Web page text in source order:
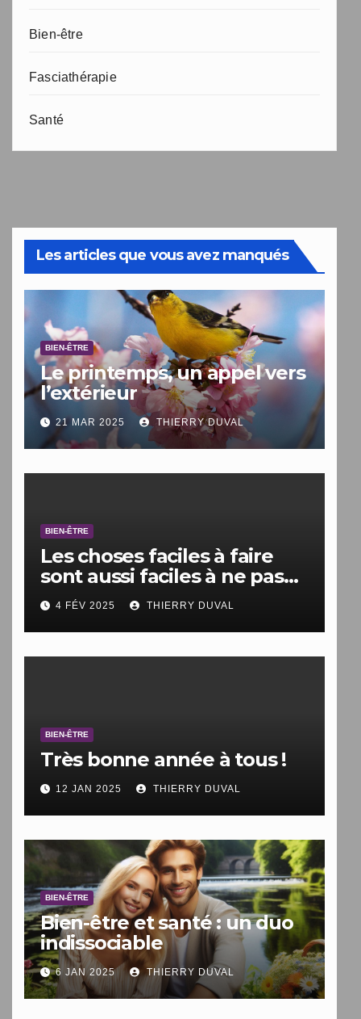
Bien-être
Fasciathérapie
Santé
Les articles que vous avez manqués
BIEN-ÊTRE
Le printemps, un appel vers
l’extérieur
21 MAR 2025 THIERRY DUVAL
BIEN-ÊTRE
Les choses faciles à faire
sont aussi faciles à ne pas
faire.
4 FÉV 2025 THIERRY DUVAL
BIEN-ÊTRE
Très bonne année à tous !
12 JAN 2025 THIERRY DUVAL
BIEN-ÊTRE
Bien-être et santé : un duo
indissociable
6 JAN 2025 THIERRY DUVAL